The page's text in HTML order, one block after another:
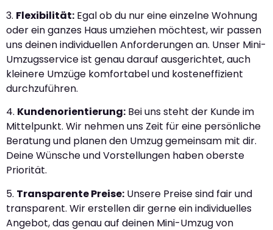
3. Flexibilität: Egal ob du nur eine einzelne Wohnung
oder ein ganzes Haus umziehen möchtest, wir passen
uns deinen individuellen Anforderungen an. Unser Mini-
Umzugsservice ist genau darauf ausgerichtet, auch
kleinere Umzüge komfortabel und kosteneffizient
durchzuführen.
4. Kundenorientierung: Bei uns steht der Kunde im
Mittelpunkt. Wir nehmen uns Zeit für eine persönliche
Beratung und planen den Umzug gemeinsam mit dir.
Deine Wünsche und Vorstellungen haben oberste
Priorität.
5. Transparente Preise: Unsere Preise sind fair und
transparent. Wir erstellen dir gerne ein individuelles
Angebot, das genau auf deinen Mini-Umzug von